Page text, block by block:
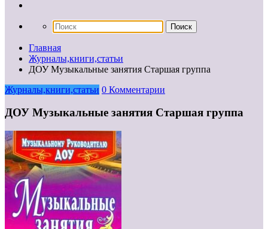
Главная
Журналы,книги,статьи
ДОУ Музыкальные занятия Старшая группа
Журналы,книги,статьи 0 Комментарии
ДОУ Музыкальные занятия Старшая группа